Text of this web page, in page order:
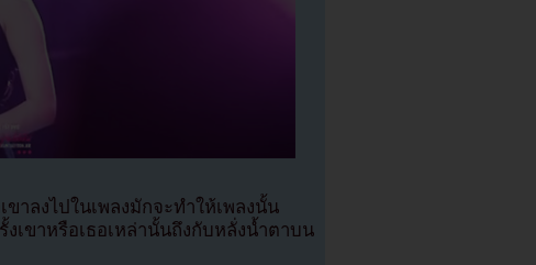
าลงไปในเพลงมักจะทำให้เพลงนั้น
เขาหรือเธอเหล่านั้นถึงกับหลั่งน้ำตาบน